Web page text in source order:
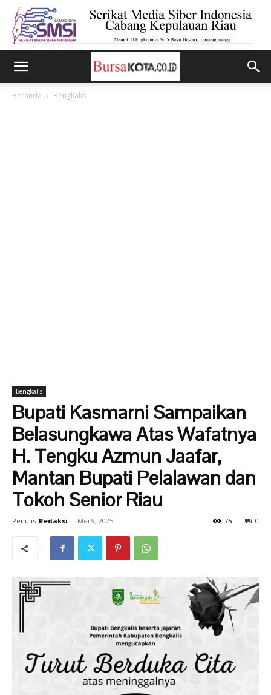
Beranda Bengkalis
Bengkalis
Bupati Kasmarni Sampaikan
Belasungkawa Atas Wafatnya
H. Tengku Azmun Jaafar,
Mantan Bupati Pelalawan dan
Tokoh Senior Riau
Penulis Redaksi - Mei 9, 2025 0
75